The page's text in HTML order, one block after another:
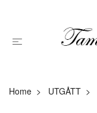
Home UTGÅTT